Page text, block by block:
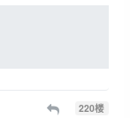
220楼